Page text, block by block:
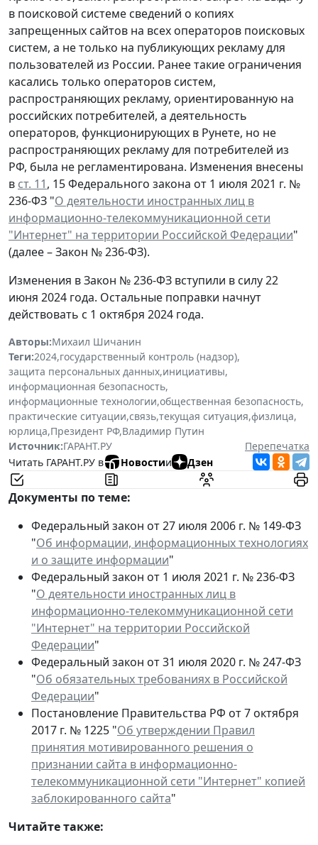
в поисковой системе сведений о копиях
запрещенных сайтов на всех операторов поисковых
систем, а не только на публикующих рекламу для
пользователей из России. Ранее такие ограничения
касались только операторов систем,
распространяющих рекламу, ориентированную на
российских потребителей, а деятельность
операторов, функционирующих в Рунете, но не
распространяющих рекламу для потребителей из
РФ, была не регламентирована. Изменения внесены
в ст. 11, 15 Федерального закона от 1 июля 2021 г. №
236-ФЗ "О деятельности иностранных лиц в
информационно-телекоммуникационной сети
"Интернет" на территории Российской Федерации"
(далее – Закон № 236-ФЗ).
Изменения в Закон № 236-ФЗ вступили в силу 22
июня 2024 года. Остальные поправки начнут
действовать с 1 октября 2024 года.
Авторы:Михаил Шичанин
Теги:2024,государственный контроль (надзор),
защита персональных данных,инициативы,
информационная безопасность,
информационные технологии,общественная безопасность,
практические ситуации,связь,текущая ситуация,физлица,
юрлица,Президент РФ,Владимир Путин
Источник:ГАРАНТ.РУ
Перепечатка
Читать ГАРАНТ.РУ в
Новостии Дзен
Документы по теме:
Федеральный закон от 27 июля 2006 г. № 149-ФЗ
"Об информации, информационных технологиях
и о защите информации"
Федеральный закон от 1 июля 2021 г. № 236-ФЗ
"О деятельности иностранных лиц в
информационно-телекоммуникационной сети
"Интернет" на территории Российской
Федерации"
Федеральный закон от 31 июля 2020 г. № 247-ФЗ
"Об обязательных требованиях в Российской
Федерации"
Постановление Правительства РФ от 7 октября
2017 г. № 1225 "Об утверждении Правил
принятия мотивированного решения о
признании сайта в информационно-
телекоммуникационной сети "Интернет" копией
заблокированного сайта"
Читайте также: